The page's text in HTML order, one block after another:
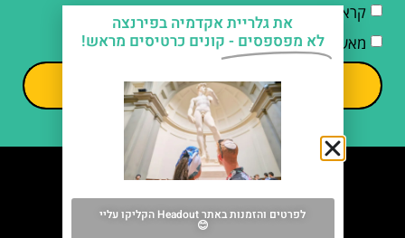
קראתי והסכמתי למדיניות הפרטיות
מאשר/ת קבלת דיוור וחומרים פרסומיים
שליחה
מה אסור לפספס
את גלריית אקדמיה בפירנצה
לא מפספסים - קונים כרטיסים מראש!
לפרטים והזמנות באתר Headout הקליקו עליי
😊